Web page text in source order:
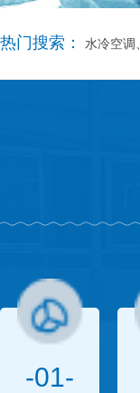
热门搜索： 水冷空调
-01-